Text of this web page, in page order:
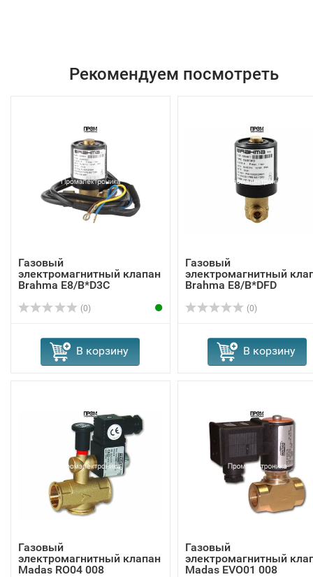
Рекомендуем посмотреть
Газовый
электромагнитный клапан
Brahma E8/B*D3C
(0)
В корзину
Газовый
электромагнитный
Brahma Е8/B*DFD
(0)
В корзину
Газовый
электромагнитный клапан
Madas RO04 008
Газовый
электромагнитный
Madas EVО01 008